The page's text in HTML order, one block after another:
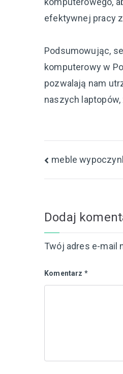
efektywnej pracy
Podsumowując,
komputerowy w
pozwalają nam
naszych
Nawigacja
wpisu
meble
Dodaj
Twój adres e-mail
Komentarz *